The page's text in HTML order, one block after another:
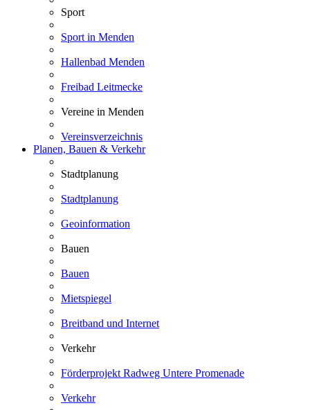
Sport
Sport in Menden
Hallenbad Menden
Freibad Leitmecke
Vereine in Menden
Vereinsverzeichnis
Planen, Bauen & Verkehr
Stadtplanung
Stadtplanung
Geoinformation
Bauen
Bauen
Mietspiegel
Breitband und Internet
Verkehr
Förderprojekt Radweg Untere Promenade
Verkehr